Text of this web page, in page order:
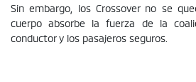
Sin embargo, los Crossover no se
cuerpo absorbe la fuerza de la
conductor y los pasajeros seguros.